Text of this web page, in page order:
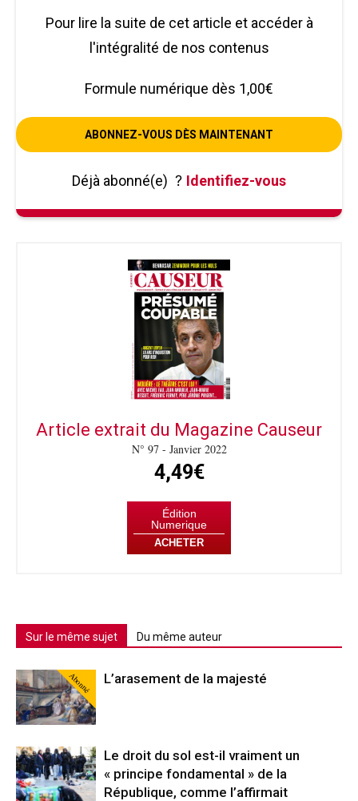
Pour lire la suite de cet article et accéder à
l'intégralité de nos contenus
Formule numérique dès 1,00€
ABONNEZ-VOUS DÈS MAINTENANT
Déjà abonné(e) ? Identifiez-vous
Article extrait du Magazine Causeur
N° 97 - Janvier 2022
4,49€
Édition
Numerique
ACHETER
Sur le même sujet Du même auteur
Abonné L’arasement de la majesté
Le droit du sol est-il vraiment un
« principe fondamental » de la
République, comme l’affirmait